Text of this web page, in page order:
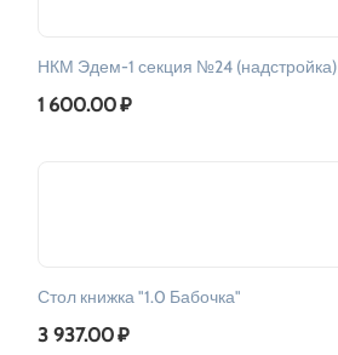
НКМ Эдем-1 секция №24 (надстройка)
1 600.00₽
Стол книжка "1.0 Бабочка"
3 937.00₽